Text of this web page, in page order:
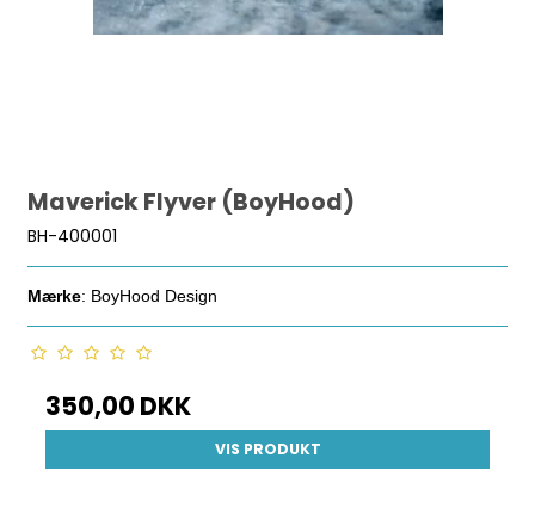
Maverick Flyver (BoyHood)
BH-400001
Mærke: BoyHood Design
350,00 DKK
VIS PRODUKT